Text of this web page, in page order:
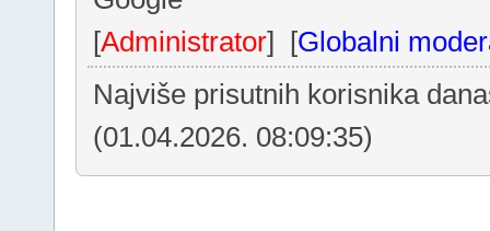
[Administrator] [Globalni
Najviše prisutnih korisnika
(01.04.2026. 08:09:35)